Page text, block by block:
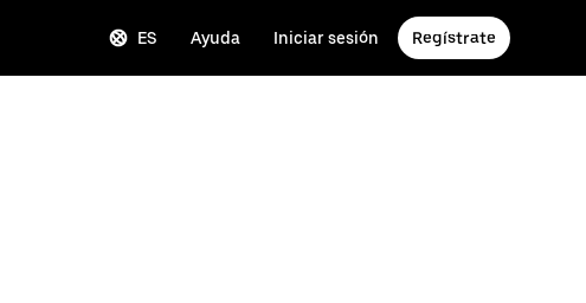
ES Ayuda Iniciar sesión Regístrate